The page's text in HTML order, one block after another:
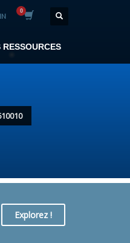
RESSOURCES
Explorez !